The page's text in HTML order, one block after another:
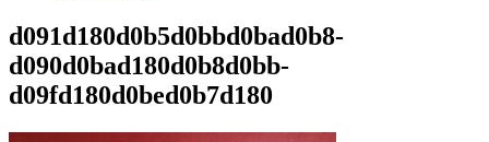
d091d180d0b5d0bbd0bad0b8-
d090d0bad180d0b8d0bb-
d09fd180d0bed0b7d180